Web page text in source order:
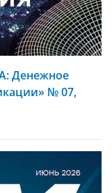
Денежное
№ 07,